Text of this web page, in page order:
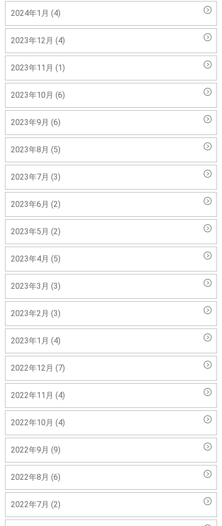
2024年1月 (4)
2023年12月 (4)
2023年11月 (1)
2023年10月 (6)
2023年9月 (6)
2023年8月 (5)
2023年7月 (3)
2023年6月 (2)
2023年5月 (2)
2023年4月 (5)
2023年3月 (3)
2023年2月 (3)
2023年1月 (4)
2022年12月 (7)
2022年11月 (4)
2022年10月 (4)
2022年9月 (9)
2022年8月 (6)
2022年7月 (2)